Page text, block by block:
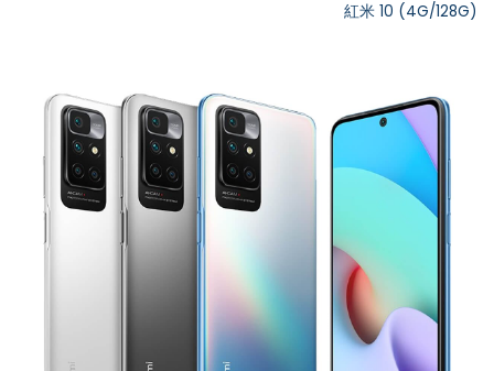
紅米 10 (4G/128G)